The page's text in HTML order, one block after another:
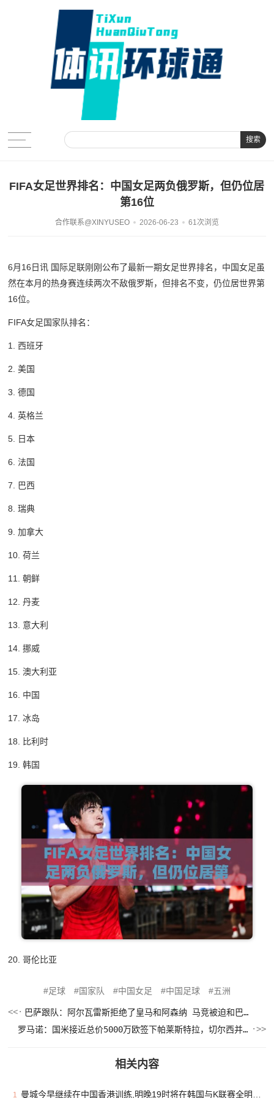
搜索
FIFA女足世界排名：中国女足两负俄罗斯，但仍位居
第16位
合作联系@XINYUSEO 2026-06-23 61次浏览
6月16日讯 国际足联刚刚公布了最新一期女足世界排名，中国女足虽
然在本月的热身赛连续两次不敌俄罗斯，但排名不变，仍位居世界第
16位。
FIFA女足国家队排名：
1. 西班牙
2. 美国
3. 德国
4. 英格兰
5. 日本
6. 法国
7. 巴西
8. 瑞典
9. 加拿大
10. 荷兰
11. 朝鲜
12. 丹麦
13. 意大利
14. 挪威
15. 澳大利亚
16. 中国
17. 冰岛
18. 比利时
19. 韩国
20. 哥伦比亚
足球 国家队 中国女足 中国足球 五洲
巴萨跟队：阿尔瓦雷斯拒绝了皇马和阿森纳 马竞被迫和巴萨谈判
罗马诺：国米接近总价5000万欧签下帕莱斯特拉，切尔西并未报价
相关内容
1 曼城今早继续在中国香港训练,明晚19时将在韩国与K联赛全明星热身